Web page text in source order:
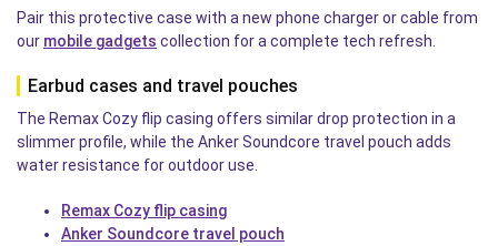
Pair this protective case with a new phone charger or cable from
our mobile gadgets collection for a complete tech refresh.
Earbud cases and travel pouches
The Remax Cozy flip casing offers similar drop protection in a
slimmer profile, while the Anker Soundcore travel pouch adds
water resistance for outdoor use.
Remax Cozy flip casing
Anker Soundcore travel pouch